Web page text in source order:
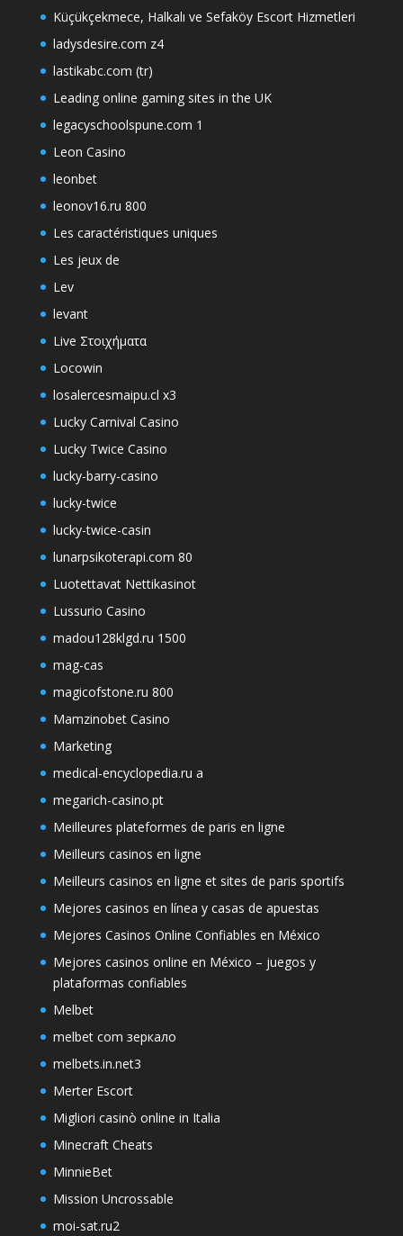
Küçükçekmece, Halkalı ve Sefaköy Escort Hizmetleri
ladysdesire.com z4
lastikabc.com (tr)
Leading online gaming sites in the UK
legacyschoolspune.com 1
Leon Casino
leonbet
leonov16.ru 800
Les caractéristiques uniques
Les jeux de
Lev
levant
Live Στοιχήματα
Locowin
losalercesmaipu.cl x3
Lucky Carnival Casino
Lucky Twice Casino
lucky-barry-casino
lucky-twice
lucky-twice-casin
lunarpsikoterapi.com 80
Luotettavat Nettikasinot
Lussurio Casino
madou128klgd.ru 1500
mag-cas
magicofstone.ru 800
Mamzinobet Casino
Marketing
medical-encyclopedia.ru a
megarich-casino.pt
Meilleures plateformes de paris en ligne
Meilleurs casinos en ligne
Meilleurs casinos en ligne et sites de paris sportifs
Mejores casinos en línea y casas de apuestas
Mejores Casinos Online Confiables en México
Mejores casinos online en México – juegos y
plataformas confiables
Melbet
melbet com зеркало
melbets.in.net3
Merter Escort
Migliori casinò online in Italia
Minecraft Cheats
MinnieBet
Mission Uncrossable
moi-sat.ru2